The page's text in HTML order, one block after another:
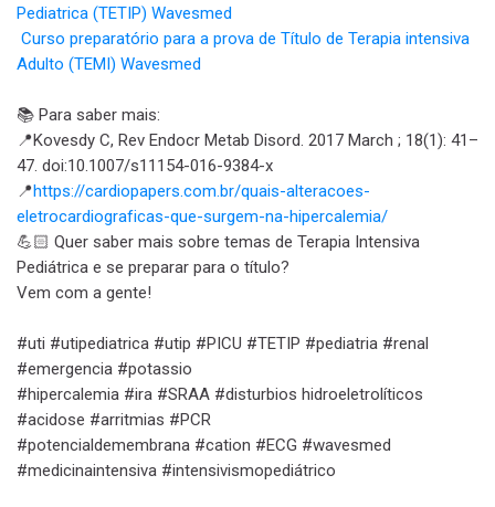
Pediatrica (TETIP) Wavesmed
Curso preparatório para a prova de Título de Terapia intensiva
Adulto (TEMI) Wavesmed
📚 Para saber mais:
📍Kovesdy C, Rev Endocr Metab Disord. 2017 March ; 18(1): 41–
47. doi:10.1007/s11154-016-9384-x
📍https://cardiopapers.com.br/quais-alteracoes-
eletrocardiograficas-que-surgem-na-hipercalemia/
💪🏻 Quer saber mais sobre temas de Terapia Intensiva
Pediátrica e se preparar para o título?
Vem com a gente!
#uti #utipediatrica #utip #PICU #TETIP #pediatria #renal
#emergencia #potassio
#hipercalemia #ira #SRAA #disturbios hidroeletrolíticos
#acidose #arritmias #PCR
#potencialdemembrana #cation #ECG #wavesmed
#medicinaintensiva #intensivismopediátrico